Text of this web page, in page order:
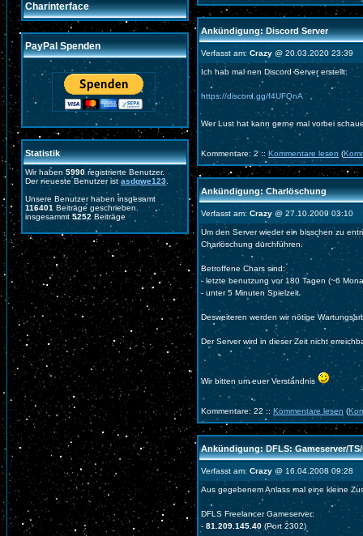
Charinterface
PayPal Spenden
Statistik
Wir haben 5990 registrierte Benutzer.
Der neueste Benutzer istasdqwe123
Unsere Benutzer haben insgesamt
116401 Beiträge geschrieben.
insgesammt 5252 Beiträge
Ankündigung: Discord Server
Verfasst am: Crazy @ 20.03.2020 23:39
Ich hab mal nen Discord Server erstellt:
https://discord.gg/f4UFQnA
Wer Lust hat kann gerne mal vorbei
Kommentare: 2 :: Kommentare lesen (
Ankündigung: Charlöschung
Verfasst am: Crazy @ 27.10.2009 03:10
Um den Server wieder ein bisschen zu
Charlöschung durchführen.
Betroffene Chars sind:
- letzte benutzung vor 180 Tagen (~6
- unter 5 Minuten Spielzeit
Desweiteren werden wir nötige
Der Server wird in dieser Zeit nicht
Wir bitten um euer Verständnis
Kommentare: 22 :: Kommentare lesen (
Ankündigung: DFLS: Gameserver/TS/
Verfasst am: Crazy @ 16.04.2008 09:28
Aus gegebenem Anlass mal eine kleine
DFLS Freelancer Gameserver:
- 81.209.145.40(Port 2302)